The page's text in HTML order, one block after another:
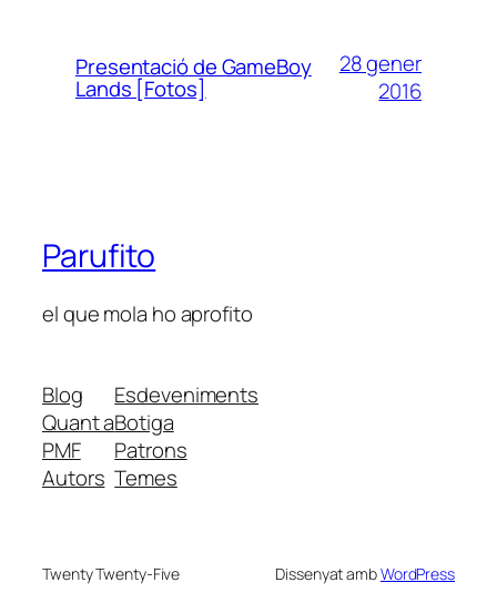
Presentació de GameBoy
Lands [Fotos]
28 gener
2016
Parufito
el que mola ho aprofito
Blog
Quant a
PMF
Autors
Esdeveniments
Botiga
Patrons
Temes
Twenty Twenty-Five Dissenyat ambWordPress